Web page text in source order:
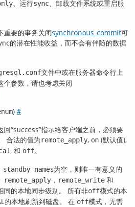
、运行sync、卸载文件系统或重启服
重要的事务关闭synchronous_commit可
的潜在性能收益，而不会有伴随的数据
文件中或在服务器命令行上
个参数，请也考虑关闭
) #
回“success”指示给客户端之前，必须要
合法的值为remote_apply, on (默认值),
, 和 off。
为空，则唯一有意义的
remote_apply ， remote_write 和
同的本地同步级别。 所有非off模式的本
的本地刷新到磁盘。 在 off模式，无需